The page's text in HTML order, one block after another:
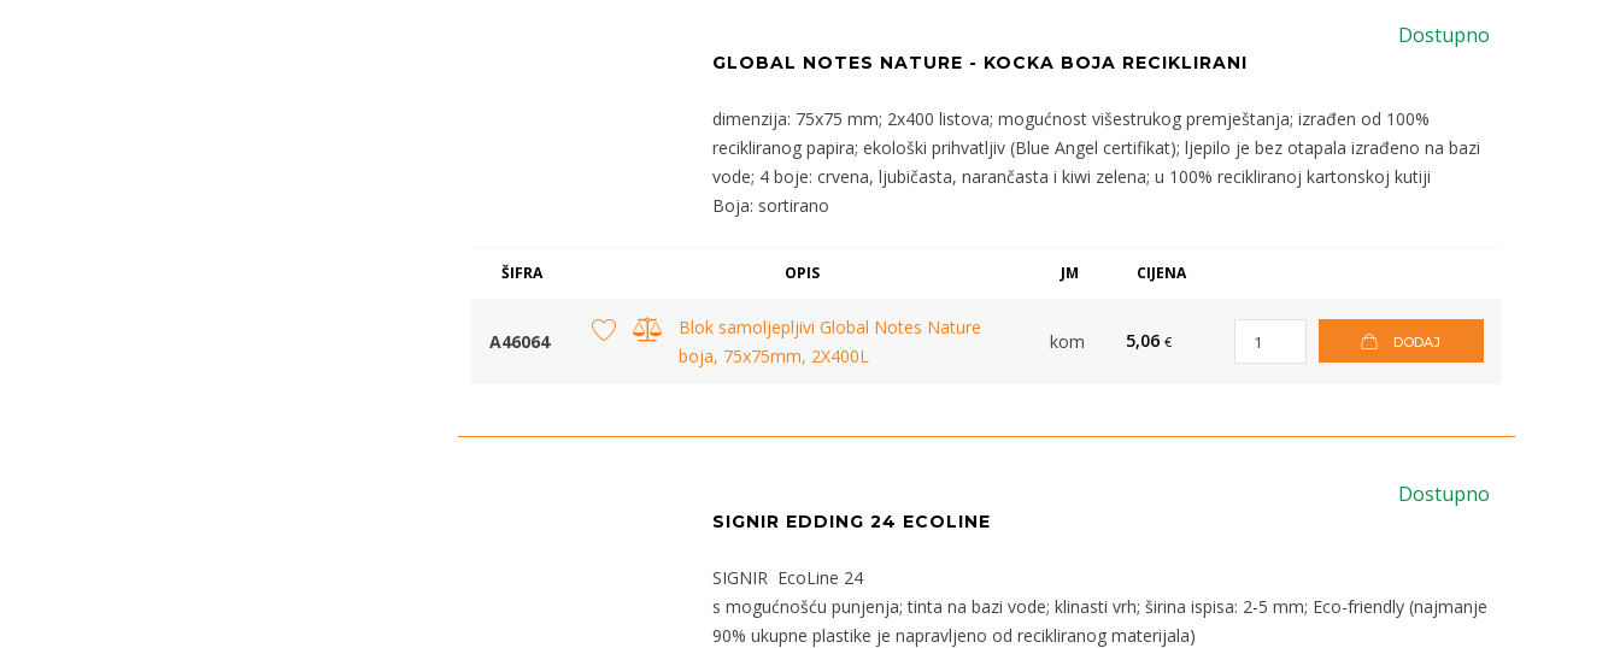
Dostupno
GLOBAL NOTES NATURE - KOCKA BOJA RECIKLIRANI
dimenzija: 75x75 mm; 2x400 listova; mogućnost višestrukog premještanja; izrađen od 100%
recikliranog papira; ekološki prihvatljiv (Blue Angel certifikat); ljepilo je bez otapala izrađeno na bazi
vode; 4 boje: crvena, ljubičasta, narančasta i kiwi zelena; u 100% recikliranoj kartonskoj kutiji
Boja: sortirano
ŠIFRA OPIS JM CIJENA
A46064
Blok samoljepljivi Global Notes Nature
boja, 75x75mm, 2X400L
kom 5,06 € DODAJ
Dostupno
SIGNIR EDDING 24 ECOLINE
SIGNIR EcoLine 24
s mogućnošću punjenja; tinta na bazi vode; klinasti vrh; širina ispisa: 2-5 mm; Eco-friendly (najmanje
90% ukupne plastike je napravljeno od recikliranog materijala)